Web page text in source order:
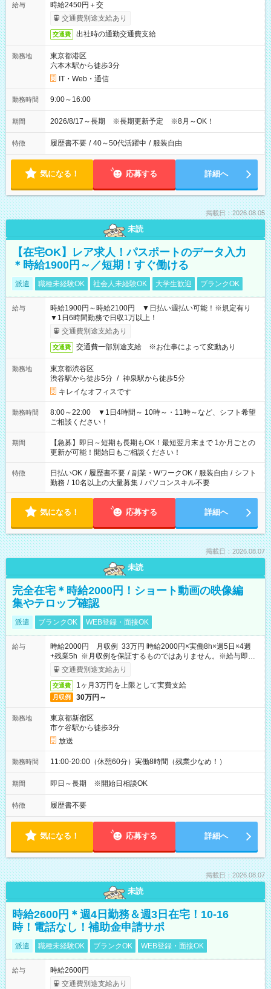
給与
時給2450円＋交
交通費別途支給あり
交通費 出社時の通勤交通費支給
勤務地
東京都港区
六本木駅から徒歩3分
IT・Web・通信
勤務時間 9:00～16:00
期間 2026/8/17～長期 ※長期更新予定 ※8月～OK！
特徴 履歴書不要 / 40～50代活躍中 / 服装自由
気になる！ 応募する 詳細へ
掲載日：2026.08.05
未読
【在宅OK】レア求人！パスポートのデータ入力
＊時給1900円～／短期！すぐ働ける
派遣 職種未経験OK 社会人未経験OK 大学生歓迎 ブランクOK
給与
時給1900円～時給2100円 ▼日払い週払い可能！※規定有り
▼1日6時間勤務で日収1万以上！
交通費別途支給あり
交通費 交通費一部別途支給 ※お仕事によって変動あり
勤務地
東京都渋谷区
渋谷駅から徒歩5分 / 神泉駅から徒歩5分
キレイなオフィスです
勤務時間
8:00～22:00 ▼1日4時間～ 10時～・11時～など、シフト希望
ご相談ください！
期間
【急募】即日～短期も長期もOK！最短翌月末まで 1か月ごとの
更新が可能！開始日もご相談ください！
特徴 日払いOK / 履歴書不要 / 副業・WワークOK / 服装自由 / シフト
勤務 / 10名以上の大量募集 / パソコンスキル不要
気になる！ 応募する 詳細へ
掲載日：2026.08.07
未読
完全在宅＊時給2000円！ショート動画の映像編
集やテロップ確認
派遣 ブランクOK WEB登録・面接OK
給与
時給2000円 月収例 33万円 時給2000円×実働8h×週5日×4週
+残業5h ※月収例を保証するものではありません。※給与即受
取りサービス利用可（利用条件有）
交通費別途支給あり
交通費 1ヶ月3万円を上限として実費支給
月収例 30万円～
勤務地
東京都新宿区
市ケ谷駅から徒歩3分
放送
勤務時間 11:00-20:00（休憩60分）実働8時間（残業少なめ！）
期間 即日～長期 ※開始日相談OK
特徴 履歴書不要
気になる！ 応募する 詳細へ
掲載日：2026.08.07
未読
時給2600円＊週4日勤務＆週3日在宅！10-16
時！電話なし！補助金申請サポ
派遣 職種未経験OK ブランクOK WEB登録・面接OK
給与
時給2600円
交通費別途支給あり